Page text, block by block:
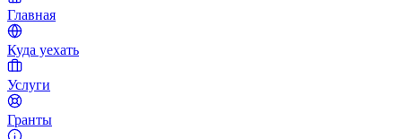
Главная
Куда уехать
Услуги
Гранты